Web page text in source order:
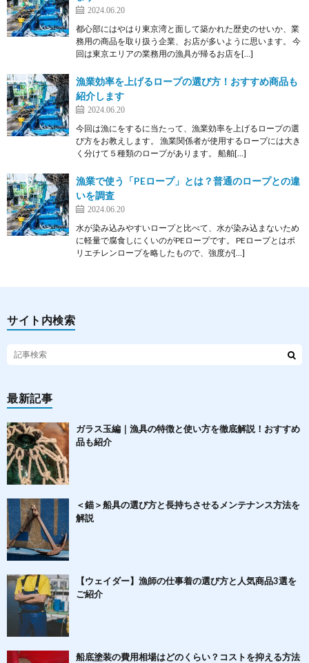
2024.06.20
都心部にはやはり東京湾と面して築かれた歴史のせいか、業
務用の商品を取り扱う企業、お店が多いように思います。 今
回は東京エリアの業務用の漁具が帰るお店を[…]
漁業効率を上げるロープの選び方！おすすめ商品も
紹介します
2024.06.20
今回は漁にをするに当たって、漁業効率を上げるロープの選
び方をお教えします。 漁業関係者が使用するロープには大き
く分けて５種類のロープがあります。 船舶[…]
漁業で使う「PEロープ」とは？普通のロープとの違
いを調査
2024.06.20
水が染み込みやすいロープと比べて、水が染み込まないため
に軽量で腐食しにくいのがPEロープです。 PEロープとはポ
リエチレンロープを略したもので、強度が[…]
サイト内検索
最新記事
ガラス玉編｜漁具の特徴と使い方を徹底解説！おすすめ
品も紹介
＜錨＞船具の選び方と長持ちさせるメンテナンス方法を
解説
【ウェイダー】漁師の仕事着の選び方と人気商品3選を
ご紹介
船底塗装の費用相場はどのくらい？コストを抑える方法